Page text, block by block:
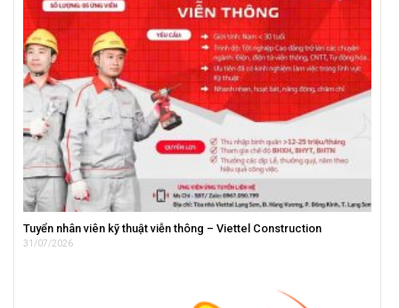
Tuyển nhân viên kỹ thuật viễn thông – Viettel Construction
31/07/2026